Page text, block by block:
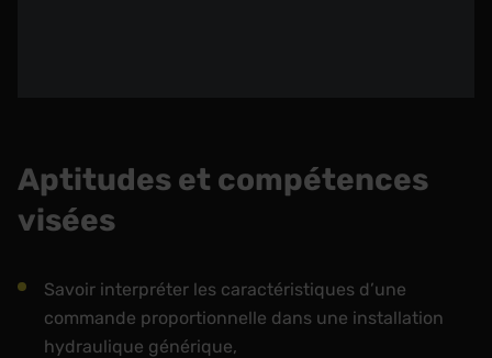
Aptitudes et compétences
visées
Savoir interpréter les caractéristiques d’une
commande proportionnelle dans une installation
hydraulique générique,